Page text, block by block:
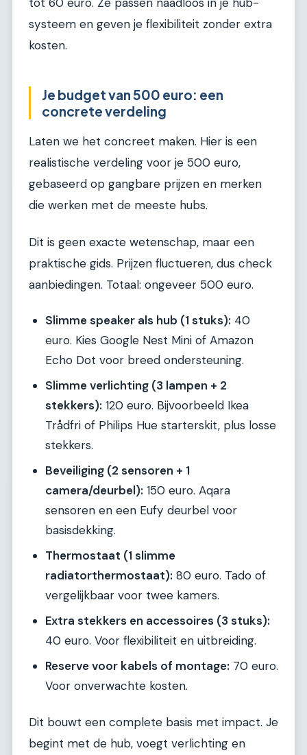
systeem en geven je flexibiliteit zonder extra
kosten.
Je budget van 500 euro: een
concrete verdeling
Laten we het concreet maken. Hier is een
realistische verdeling voor je 500 euro,
gebaseerd op gangbare prijzen en merken
die werken met de meeste hubs.
Dit is geen exacte wetenschap, maar een
praktische gids. Prijzen fluctueren, dus check
aanbiedingen. Totaal: ongeveer 500 euro.
Slimme speaker als hub (1 stuks): 40
euro. Kies Google Nest Mini of Amazon
Echo Dot voor breed ondersteuning.
Slimme verlichting (3 lampen + 2
stekkers): 120 euro. Bijvoorbeeld Ikea
Trådfri of Philips Hue starterskit, plus losse
stekkers.
Beveiliging (2 sensoren + 1
camera/deurbel): 150 euro. Aqara
sensoren en een Eufy deurbel voor
basisdekking.
Thermostaat (1 slimme
radiatorthermostaat): 80 euro. Tado of
vergelijkbaar voor twee kamers.
Extra stekkers en accessoires (3 stuks):
40 euro. Voor flexibiliteit en uitbreiding.
Reserve voor kabels of montage: 70 euro.
Voor onverwachte kosten.
Dit bouwt een complete basis met impact. Je
begint met de hub, voegt verlichting en